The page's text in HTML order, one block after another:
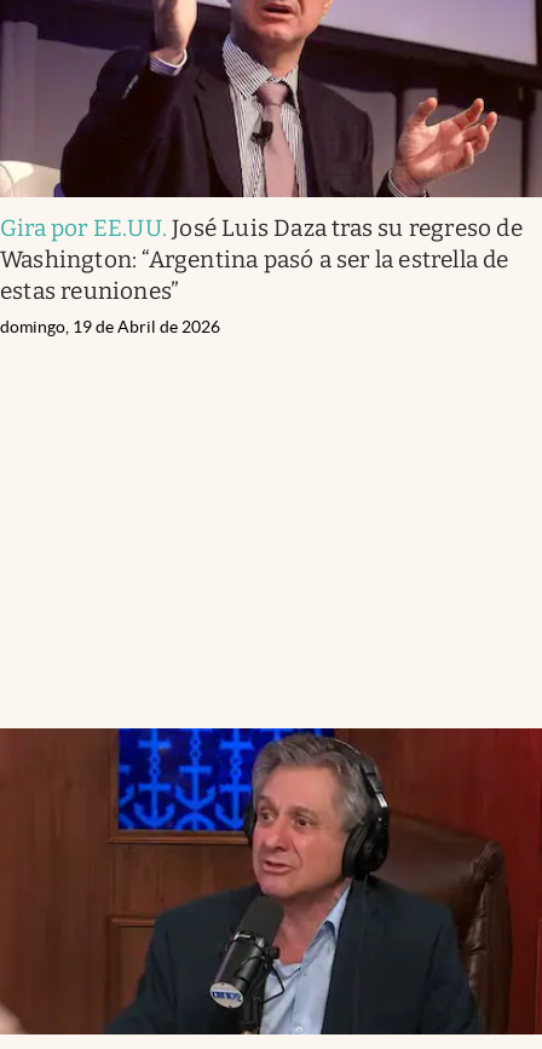
Gira por EE.UU.José Luis Daza tras su regreso de
Washington: “Argentina pasó a ser la estrella de
estas reuniones”
domingo, 19 de Abril de 2026